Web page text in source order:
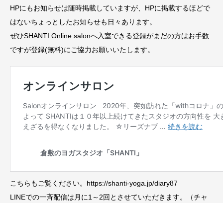
HPにもお知らせは随時掲載していますが、HPに掲載するほどで
はないちょっとしたお知らせも日々あります。
ぜひSHANTI Online salonへ入室できる登録がまだの方はお手数
ですが登録(無料)にご協力お願いいたします。
こちらもご覧ください。https://shanti-yoga.jp/diary87
LINEでの一斉配信は月に1～2回とさせていただきます。（チャ